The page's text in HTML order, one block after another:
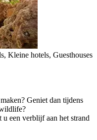
Kleine hotels, Guesthouses
Geniet dan tijdens
u een verblijf aan het strand